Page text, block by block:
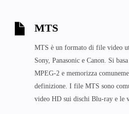
MTS
MTS è un formato di file video
Sony, Panasonic e Canon. Si
MPEG-2 e memorizza
definizione. I file MTS sono
video HD sui dischi Blu-ray e le